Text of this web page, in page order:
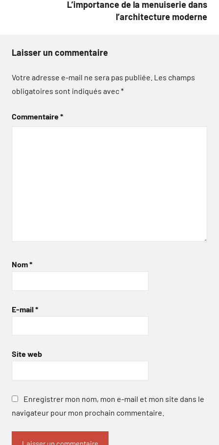
L’importance de la menuiserie dans
l’architecture moderne
Laisser un commentaire
Votre adresse e-mail ne sera pas publiée. Les champs
obligatoires sont indiqués avec*
Commentaire*
Nom*
E-mail *
Site web
Enregistrer mon nom, mon e-mail et mon site dans le
navigateur pour mon prochain commentaire.